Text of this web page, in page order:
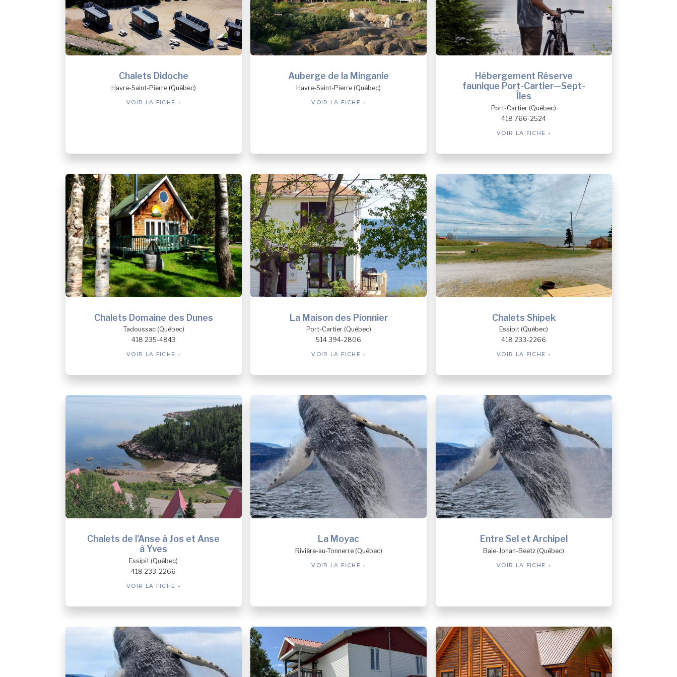
Uashat
Vieux-Fort
Chalets Didoche
Havre-Saint-Pierre (Québec)
VOIR LA FICHE
Auberge de la Minganie
Havre-Saint-Pierre (Québec)
VOIR LA FICHE
Hébergement Réserve
faunique Port-Cartier—Sept-
Îles
Port-Cartier (Québec)
418 766-2524
VOIR LA FICHE
Chalets Domaine des Dunes
Tadoussac (Québec)
418 235-4843
VOIR LA FICHE
La Maison des Pionnier
Port-Cartier (Québec)
514 394-2806
VOIR LA FICHE
Chalets Shipek
Essipit (Québec)
418 233-2266
VOIR LA FICHE
Chalets de l'Anse à Jos et Anse
à Yves
Essipit (Québec)
418 233-2266
VOIR LA FICHE
La Moyac
Rivière-au-Tonnerre (Québec)
VOIR LA FICHE
Entre Sel et Archipel
Baie-Johan-Beetz (Québec)
VOIR LA FICHE